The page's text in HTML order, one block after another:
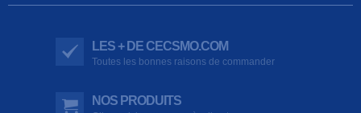
LES + DE CECSMO.COM
Toutes les bonnes raisons de commander
NOS PRODUITS